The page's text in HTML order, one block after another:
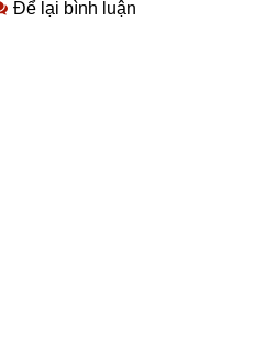
Để lại bình luận